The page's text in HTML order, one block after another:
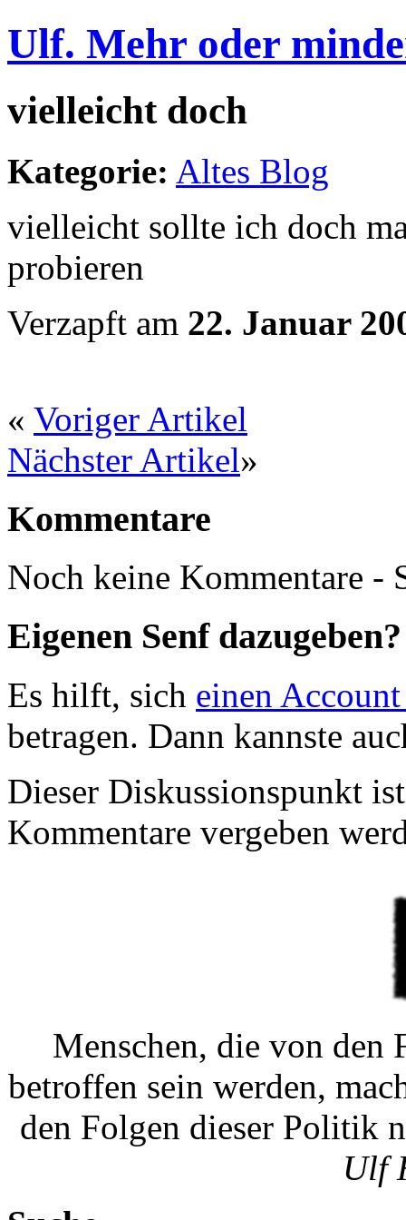
Ulf. Mehr oder
vielleicht doch
Kategorie: Altes Blog
vielleicht sollte ich doch
probieren
Verzapft am 22. Januar
« Voriger Artikel
Nächster Artikel»
Kommentare
Noch keine Kommentare -
Eigenen Senf dazugeben?
Es hilft, sich einen
betragen. Dann kannste
Dieser Diskussionspunkt
Kommentare vergeben
Menschen, die von
betroffen sein werden,
den Folgen dieser Politik
Ulf